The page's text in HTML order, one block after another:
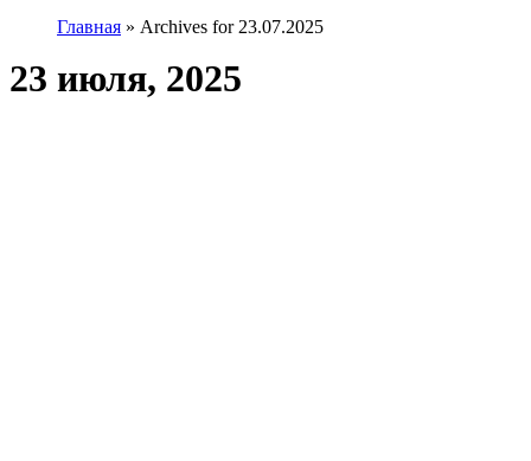
Главная » Archives for 23.07.2025
23 июля, 2025